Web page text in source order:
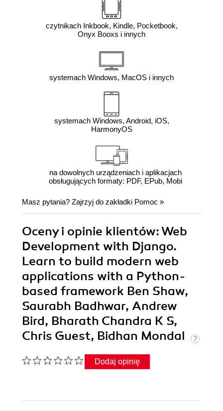
czytnikach Inkbook, Kindle, Pocketbook,
Onyx Booxs i innych
systemach Windows, MacOS i innych
systemach Windows, Android, iOS,
HarmonyOS
na dowolnych urządzeniach i aplikacjach
obsługujących formaty: PDF, EPub, Mobi
Masz pytania? Zajrzyj do zakładki Pomoc »
Oceny i opinie klientów: Web
Development with Django.
Learn to build modern web
applications with a Python-
based framework Ben Shaw,
Saurabh Badhwar, Andrew
Bird, Bharath Chandra K S,
Chris Guest, Bidhan Mondal
Dodaj opinię